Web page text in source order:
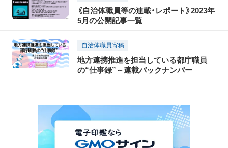
《自治体職員等の連載・レポート》2023年
5月の公開記事一覧
自治体職員寄稿
地方連携推進を担当している都庁職員
の“仕事録”～連載バックナンバー